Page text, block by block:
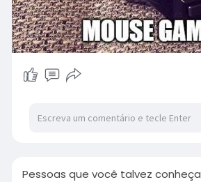
Pessoas que você talvez conheça